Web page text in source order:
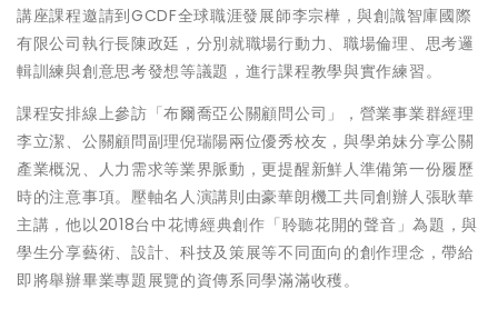
講座課程邀請到GCDF全球職涯發展師李宗樺，與創識智庫國際
有限公司執行長陳政廷，分別就職場行動力、職場倫理、思考邏
輯訓練與創意思考發想等議題，進行課程教學與實作練習。
課程安排線上參訪「布爾喬亞公關顧問公司」，營業事業群經理
李立潔、公關顧問副理倪瑞陽兩位優秀校友，與學弟妹分享公關
產業概況、人力需求等業界脈動，更提醒新鮮人準備第一份履歷
時的注意事項。壓軸名人演講則由豪華朗機工共同創辦人張耿華
主講，他以2018台中花博經典創作「聆聽花開的聲音」為題，與
學生分享藝術、設計、科技及策展等不同面向的創作理念，帶給
即將舉辦畢業專題展覽的資傳系同學滿滿收穫。